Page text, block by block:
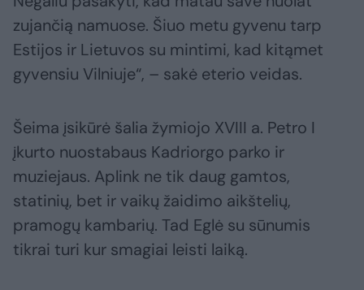
zujančią namuose. Šiuo metu gyvenu tarp
Estijos ir Lietuvos su mintimi, kad kitąmet
gyvensiu Vilniuje“, – sakė eterio veidas.
Šeima įsikūrė šalia žymiojo XVIII a. Petro I
įkurto nuostabaus Kadriorgo parko ir
muziejaus. Aplink ne tik daug gamtos,
statinių, bet ir vaikų žaidimo aikštelių,
pramogų kambarių. Tad Eglė su sūnumis
tikrai turi kur smagiai leisti laiką.